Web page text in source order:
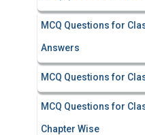
MCQ Questions for
Answers
MCQ Questions for
MCQ Questions for
Chapter Wise